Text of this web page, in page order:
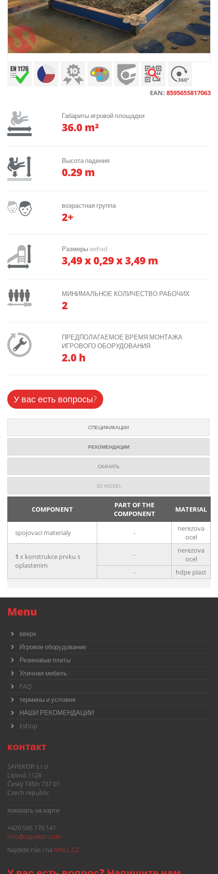
EAN: 8595655817063
Габариты игровой площадки
36.0 m²
Высота падения
0.29 m
возрастная группа
2+
Размеры wxhxd
3,49 x 0,29 x 3,49 m
МИНИМАЛЬНОЕ КОЛИЧЕСТВО РАБОЧИХ
2
ПРЕДПОЛАГАЕМОЕ ВРЕМЯ МОНТАЖА
ИГРОВОГО ОБОРУДОВАНИЯ
2.0 h
У вас есть вопросы?
СПЕЦИФИКАЦИИ
РЕКОМЕНДАЦИИ
СКАЧАТЬ
3D MODEL
COMPONENT
PART OF THE
COMPONENT
MATERIAL
spojovaci materialy -
nerezova
ocel
1 x konstrukce prvku s
oplastenim
-
nerezova
ocel
-
hdpe plast
Menu
вверх
Игровое оборудование
Резиновые плиты
Уличная мебель
FAQ
термины и условия
НАШИ РЕКОМЕНДАЦИИ
Eshop
контакт
SAPEKOR s.r.o.
Lipová 1128
Český Těšín 737 01
Czech republic
показать на карте
+420 595 170 141
info@sapekor.com
Najdete nás i na MALL.CZ